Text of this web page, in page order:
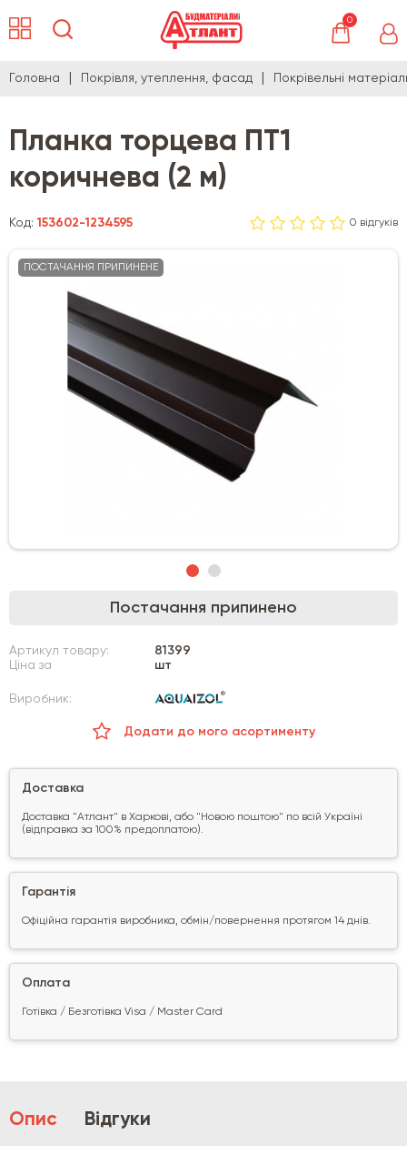
0
Головна Покрівля, утеплення, фасад Покрівельні
Планка торцева ПТ1
коричнева (2 м)
Код:153602-1234595 0 відгуків
ПОСТАЧАННЯ ПРИПИНЕНЕ
Постачання припинено
Артикул товару:
81399
Ціна за
шт
Виробник:
Додати до мого асортименту
Доставка
Доставка "Атлант" в Харкові, або "Новою поштою" по всій Україні
(відправка за 100% предоплатою).
Гарантія
Офіційна гарантія виробника, обмін/повернення протягом 14 днів.
Оплата
Готівка / Безготівка Visa / Master Card
Опис Відгуки